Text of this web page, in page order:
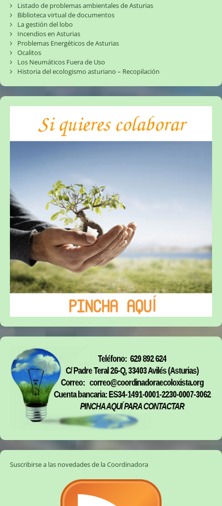
Listado de problemas ambientales de Asturias
Biblioteca virtual de documentos
La gestión del lobo
Incendios en Asturias
Problemas Energéticos de Asturias
Ocalitos
Los Neumáticos Fuera de Uso
Historia del ecologismo asturiano – Recopilación
Suscribirse a las novedades de la Coordinadora